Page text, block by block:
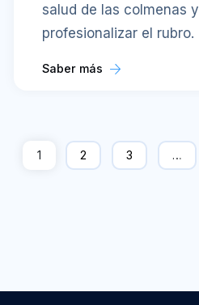
salud de las colmenas y
profesionalizar el rubro.
Saber más
1 2 3 …